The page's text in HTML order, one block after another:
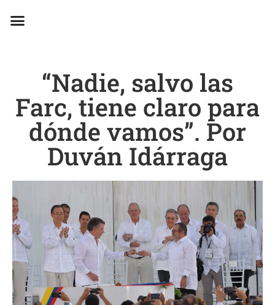
“Nadie, salvo las
Farc, tiene claro para
dónde vamos”. Por
Duván Idárraga